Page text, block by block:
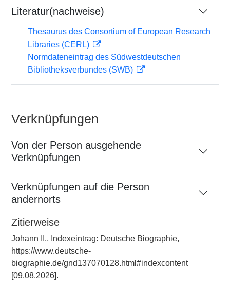
Literatur(nachweise)
Thesaurus des Consortium of European Research
Libraries (CERL)
Normdateneintrag des Südwestdeutschen
Bibliotheksverbundes (SWB)
Verknüpfungen
Von der Person ausgehende
Verknüpfungen
Verknüpfungen auf die Person
andernorts
Zitierweise
Johann II., Indexeintrag: Deutsche Biographie,
https://www.deutsche-
biographie.de/gnd137070128.html#indexcontent
[09.08.2026].